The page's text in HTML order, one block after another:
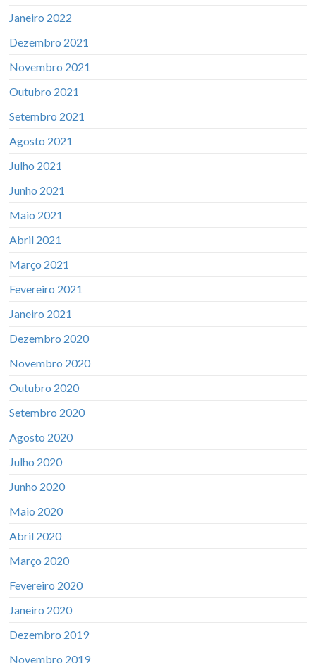
Janeiro 2022
Dezembro 2021
Novembro 2021
Outubro 2021
Setembro 2021
Agosto 2021
Julho 2021
Junho 2021
Maio 2021
Abril 2021
Março 2021
Fevereiro 2021
Janeiro 2021
Dezembro 2020
Novembro 2020
Outubro 2020
Setembro 2020
Agosto 2020
Julho 2020
Junho 2020
Maio 2020
Abril 2020
Março 2020
Fevereiro 2020
Janeiro 2020
Dezembro 2019
Novembro 2019